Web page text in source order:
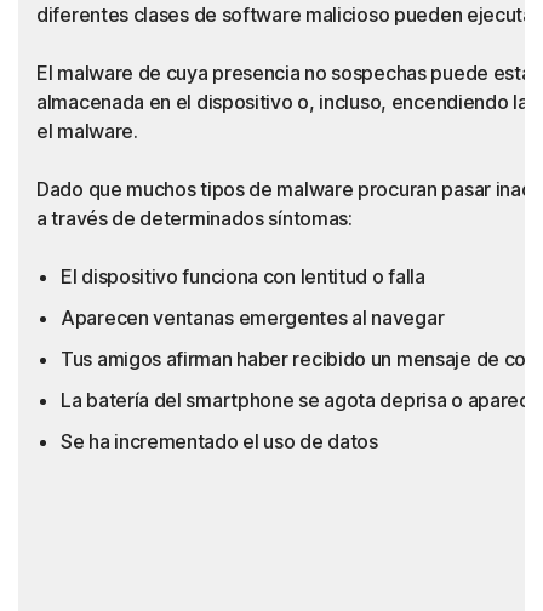
diferentes clases de software malicioso pueden
El malware de cuya presencia no sospechas puede
almacenada en el dispositivo o, incluso, encendiendo
el malware.
Dado que muchos tipos de malware procuran pasar
a través de determinados síntomas:
El dispositivo funciona con lentitud o falla
Aparecen ventanas emergentes al navegar
Tus amigos afirman haber recibido un mensaje de
La batería del smartphone se agota deprisa o
Se ha incrementado el uso de datos